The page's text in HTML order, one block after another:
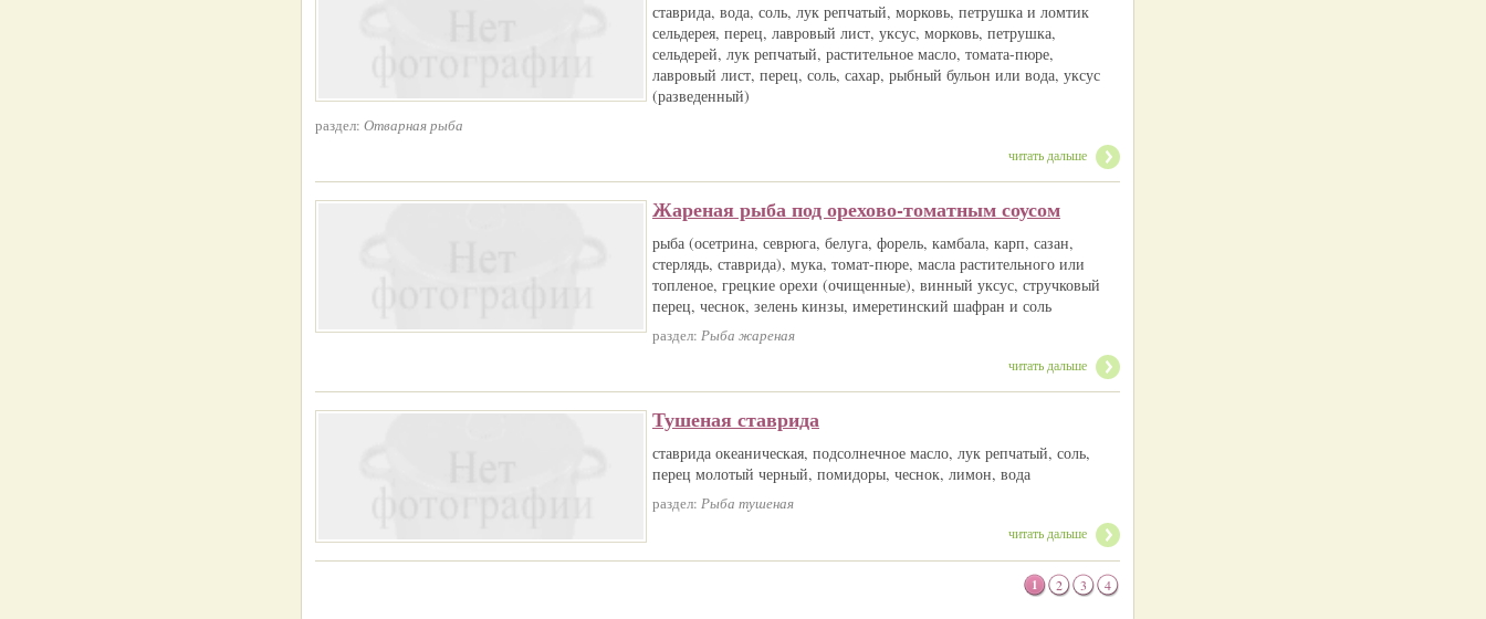
ставрида, вода, соль, лук репчатый, морковь, петрушка и ломтик
сельдерея, перец, лавровый лист, уксус, морковь, петрушка,
сельдерей, лук репчатый, растительное масло, томата-пюре,
лавровый лист, перец, соль, сахар, рыбный бульон или вода, уксус
(разведенный)
раздел: Отварная рыба
читать дальше
Жареная рыба под орехово-томатным соусом
рыба (осетрина, севрюга, белуга, форель, камбала, карп, сазан,
стерлядь, ставрида), мука, томат-пюре, масла растительного или
топленое, грецкие орехи (очищенные), винный уксус, стручковый
перец, чеснок, зелень кинзы, имеретинский шафран и соль
раздел: Рыба жареная
читать дальше
Тушеная ставрида
ставрида океаническая, подсолнечное масло, лук репчатый, соль,
перец молотый черный, помидоры, чеснок, лимон, вода
раздел: Рыба тушеная
читать дальше
1 2 3 4